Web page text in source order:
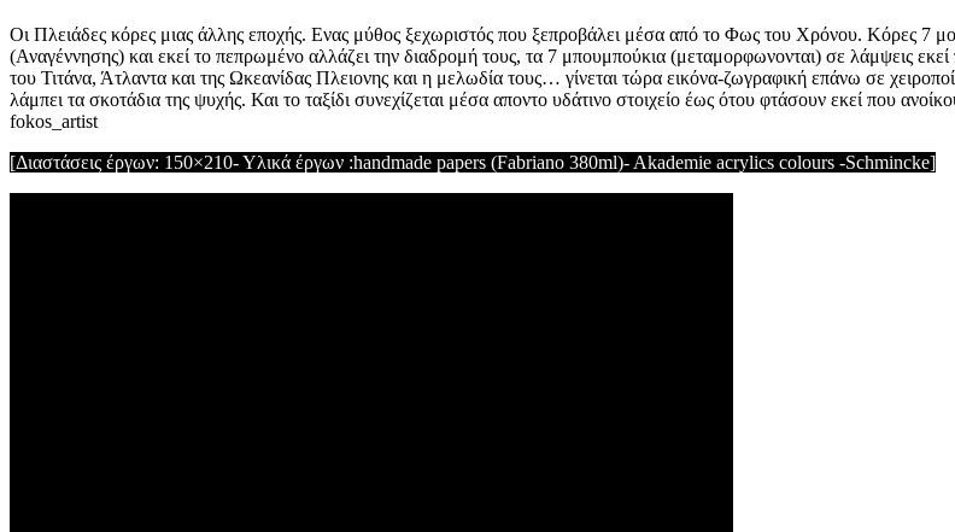
Οι Πλειάδες κόρες μιας άλλης εποχής. Ενας μύθος ξεχωριστός που ξεπροβάλει μέσα από το Φως του Χρόνου. Κόρες 7
(Αναγέννησης) και εκεί το πεπρωμένο αλλάζει την διαδρομή τους, τα 7 μπουμπούκια (μεταμορφωνονται) σε λάμψεις εκεί
του Τιτάνα, Άτλαντα και της Ωκεανίδας Πλειονης και η μελωδία τους… γίνεται τώρα εικόνα-ζωγραφική επάνω σε
λάμπει τα σκοτάδια της ψυχής. Και το ταξίδι συνεχίζεται μέσα αποντο υδάτινο στοιχείο έως ότου φτάσουν εκεί που
fokos_artist
[Διαστάσεις έργων: 150×210- Υλικά έργων :handmade papers (Fabriano 380ml)- Akademie acrylics colours -Schmincke]